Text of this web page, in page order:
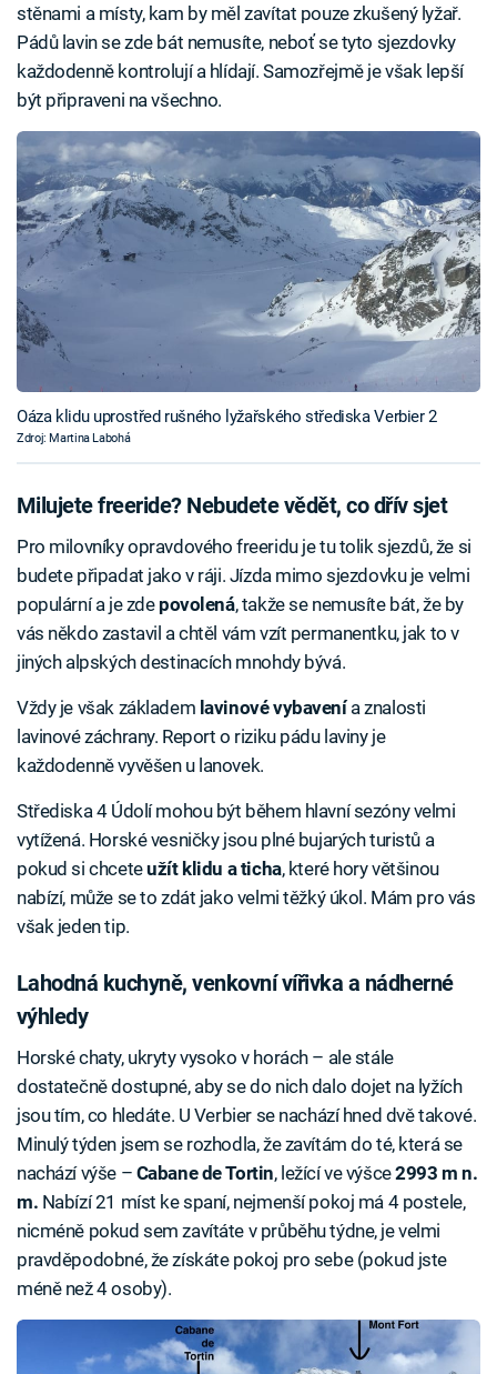
stěnami a místy, kam by měl zavítat pouze zkušený lyžař.
Pádů lavin se zde bát nemusíte, neboť se tyto sjezdovky
každodenně kontrolují a hlídají. Samozřejmě je však lepší
být připraveni na všechno.
Oáza klidu uprostřed rušného lyžařského střediska Verbier 2
Zdroj: Martina Labohá
Milujete freeride? Nebudete vědět, co dřív sjet
Pro milovníky opravdového freeridu je tu tolik sjezdů, že si
budete připadat jako v ráji. Jízda mimo sjezdovku je velmi
populární a je zde povolená, takže se nemusíte bát, že by
vás někdo zastavil a chtěl vám vzít permanentku, jak to v
jiných alpských destinacích mnohdy bývá.
Vždy je však základem lavinové vybavenía znalosti
lavinové záchrany. Report o riziku pádu laviny je
každodenně vyvěšen u lanovek.
Střediska 4 Údolí mohou být během hlavní sezóny velmi
vytížená. Horské vesničky jsou plné bujarých turistů a
pokud si chceteužít klidu a ticha, které hory většinou
nabízí, může se to zdát jako velmi těžký úkol. Mám pro vás
však jeden tip.
Lahodná kuchyně, venkovní vířivka a nádherné
výhledy
Horské chaty, ukryty vysoko v horách – ale stále
dostatečně dostupné, aby se do nich dalo dojet na lyžích
jsou tím, co hledáte. U Verbier se nachází hned dvě takové.
Minulý týden jsem se rozhodla, že zavítám do té, která se
nachází výše – Cabane de Tortin, ležící ve výšce2993 m n.
m. Nabízí 21 míst ke spaní, nejmenší pokoj má 4 postele,
nicméně pokud sem zavítáte v průběhu týdne, je velmi
pravděpodobné, že získáte pokoj pro sebe (pokud jste
méně než 4 osoby).